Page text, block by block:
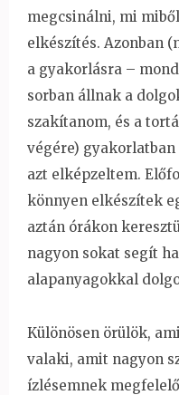
megcsinálni, mi
elkészítés. Azonban
a gyakorlásra –
sorban állnak a
szakítanom, és a
végére)
azt elképzeltem.
könnyen elkészítek
aztán órákon
nagyon sokat segít
alapanyagokkal
Különösen örülök,
valaki, amit nagyon
ízlésemnek